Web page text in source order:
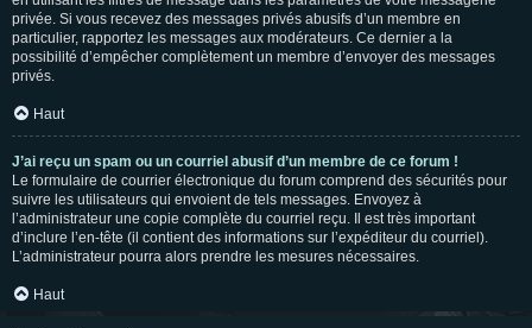
privée. Si vous recevez des messages privés abusifs d’un membre en
particulier, rapportez les messages aux modérateurs. Ce dernier a la
possibilité d’empêcher complètement un membre d’envoyer des messages
privés.
Haut
J’ai reçu un spam ou un courriel abusif d’un membre de ce forum !
Le formulaire de courrier électronique du forum comprend des sécurités pour
suivre les utilisateurs qui envoient de tels messages. Envoyez à
l’administrateur une copie complète du courriel reçu. Il est très important
d’inclure l’en-tête (il contient des informations sur l’expéditeur du courriel).
L’administrateur pourra alors prendre les mesures nécessaires.
Haut